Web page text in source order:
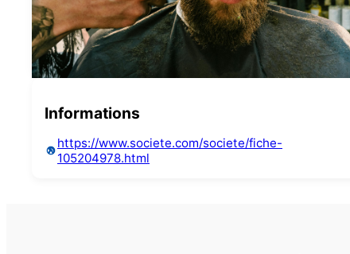
Informations
https://www.societe.com/societe/fiche-
105204978.html